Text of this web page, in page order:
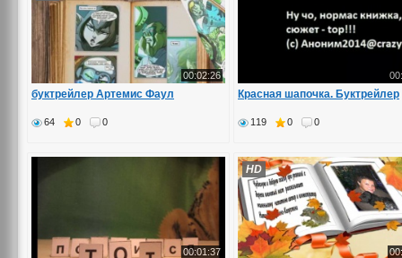
00:02:26
буктрейлер Артемис Фаул
64 0 0
Красная шапочка. Буктрейлер
119 0 0
00:01:37
HD